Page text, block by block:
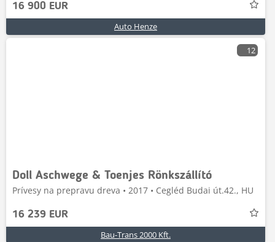
16 900 EUR
Auto Henze
12
Doll Aschwege & Toenjes Rönkszállító
Prívesy na prepravu dreva • 2017 • Cegléd Budai út.42., HU
16 239 EUR
Bau-Trans 2000 Kft.